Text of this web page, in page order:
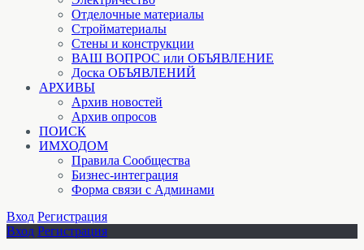
Отделочные материалы
Стройматериалы
Стены и конструкции
ВАШ ВОПРОС или ОБЪЯВЛЕНИЕ
Доска ОБЪЯВЛЕНИЙ
АРХИВЫ
Архив новостей
Архив опросов
ПОИСК
ИМХОДОМ
Правила Сообщества
Бизнес-интеграция
Форма связи с Админами
Вход Регистрация
Вход Регистрация